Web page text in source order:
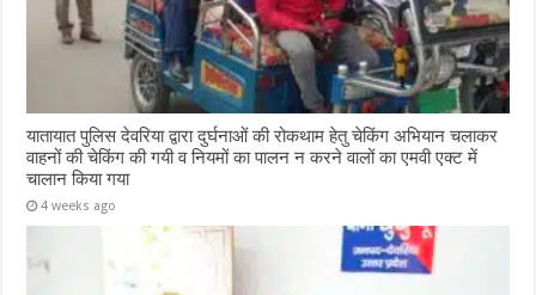
यातायात पुलिस देवरिया द्वारा दुर्घनाओं की रोकथाम हेतु चेकिंग अभियान चलाकर
वाहनों की चेकिंग की गयी व नियमों का पालन न करने वालों का एमवी एक्ट में
चालान किया गया
4 weeks ago